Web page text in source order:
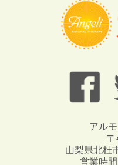
アル
山梨県北杜
営業時